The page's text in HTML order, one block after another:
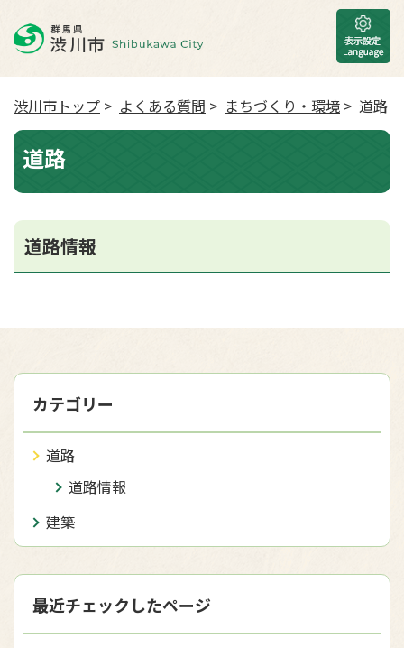
渋川市トップ > よくある質問 > まちづくり・環境 > 道路
道路
道路情報
カテゴリー
道路
道路情報
建築
最近チェックしたページ